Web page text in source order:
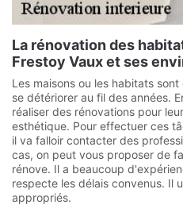
La rénovation des
Frestoy Vaux et ses
Les maisons ou les habitats
se détériorer au fil des années.
réaliser des rénovations pour
esthétique. Pour effectuer ces
il va falloir contacter des
cas, on peut vous proposer de
rénove. Il a beaucoup
respecte les délais convenus. Il
appropriés.